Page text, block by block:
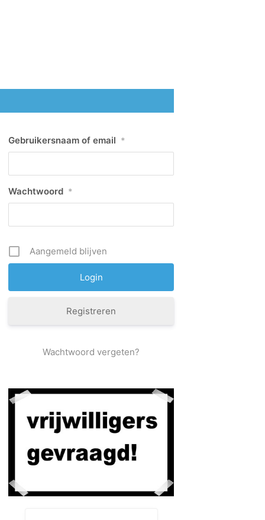
Gebruikersnaam of email *
Wachtwoord *
Aangemeld blijven
Registreren
Wachtwoord vergeten?